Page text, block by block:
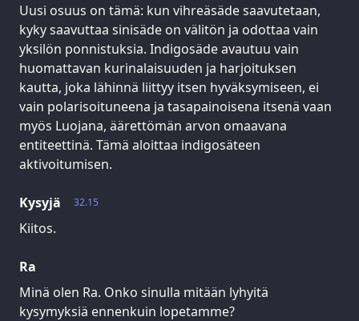
Uusi osuus on tämä: kun vihreäsäde saavutetaan,
kyky saavuttaa sinisäde on välitön ja odottaa vain
yksilön ponnistuksia. Indigosäde avautuu vain
huomattavan kurinalaisuuden ja harjoituksen
kautta, joka lähinnä liittyy itsen hyväksymiseen, ei
vain polarisoituneena ja tasapainoisena itsenä vaan
myös Luojana, äärettömän arvon omaavana
entiteettinä. Tämä aloittaa indigosäteen
aktivoitumisen.
32.15
Kysyjä
Kiitos.
Ra
Minä olen Ra. Onko sinulla mitään lyhyitä
kysymyksiä ennenkuin lopetamme?